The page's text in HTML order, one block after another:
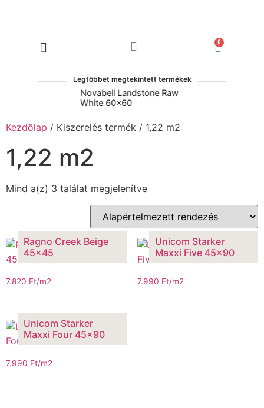
0
Legtöbbet megtekintett termékek
Novabell Landstone Raw
White 60x60
Kezdőlap / Kiszerelés termék / 1,22 m2
1,22 m2
Mind a(z) 3 találat megjelenítve
Ragno Creek Beige
45×45
7.820 Ft/m2
Unicom Starker
Maxxi Five 45×90
7.990 Ft/m2
Unicom Starker
Maxxi Four 45×90
7.990 Ft/m2